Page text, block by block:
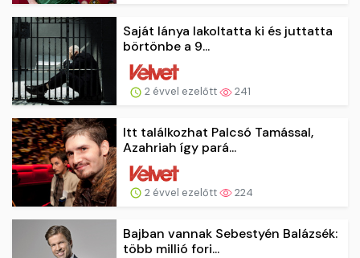
Saját lánya lakoltatta ki és juttatta
börtönbe a 9...
2 évvel ezelőtt 241
Itt találkozhat Palcsó Tamással,
Azahriah így pará...
2 évvel ezelőtt 224
Bajban vannak Sebestyén Balázsék:
több millió fori...